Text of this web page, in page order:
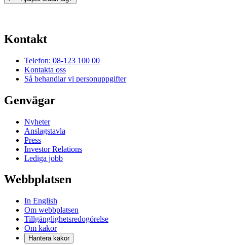
Kontakt
Telefon: 08-123 100 00
Kontakta oss
Så behandlar vi personuppgifter
Genvägar
Nyheter
Anslagstavla
Press
Investor Relations
Lediga jobb
Webbplatsen
In English
Om webbplatsen
Tillgänglighetsredogörelse
Om kakor
Hantera kakor